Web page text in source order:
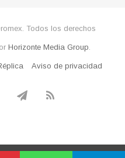
Todos los derechos
Horizonte Media Group
Aviso de privacidad
Telegram
RSS